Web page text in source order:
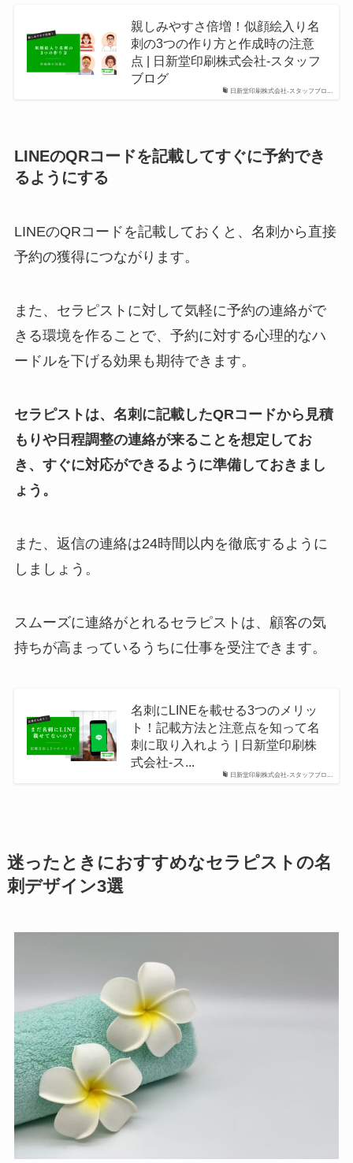
日新堂印刷株式会社-スタッフブロ...
親しみやすさ倍増！似顔絵入り名
刺の3つの作り方と作成時の注意
点 | 日新堂印刷株式会社-スタッフ
ブログ
LINEのQRコードを記載してすぐに予約でき
るようにする
LINEのQRコードを記載しておくと、名刺から直接
予約の獲得につながります。
また、セラピストに対して気軽に予約の連絡がで
きる環境を作ることで、予約に対する心理的なハ
ードルを下げる効果も期待できます。
セラピストは、名刺に記載したQRコードから見積
もりや日程調整の連絡が来ることを想定してお
き、すぐに対応ができるように準備しておきまし
ょう。
また、返信の連絡は24時間以内を徹底するように
しましょう。
スムーズに連絡がとれるセラピストは、顧客の気
持ちが高まっているうちに仕事を受注できます。
日新堂印刷株式会社-スタッフブロ...
名刺にLINEを載せる3つのメリッ
ト！記載方法と注意点を知って名
刺に取り入れよう | 日新堂印刷株
式会社-ス...
迷ったときにおすすめなセラピストの名
刺デザイン3選